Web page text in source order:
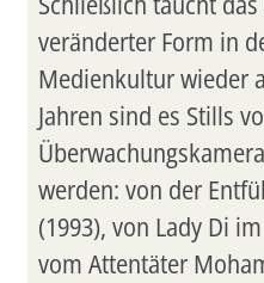
veränderter Form in
Medienkultur wieder
Jahren sind es Stills
werden: von der
(1993), von Lady Di
vom Attentäter